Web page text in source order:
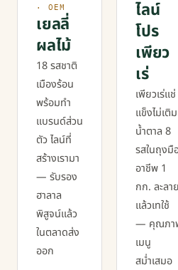
· OEM
เยลลี่
ผลไม้
18 รสชาติ
เมืองร้อน
พร้อมทำ
แบรนด์ส่วน
ตัว ไลน์ที่
สร้างเรามา
— รับรอง
ฮาลาล
พิสูจน์แล้ว
ในตลาดส่ง
ออก
ไลน์
โปร
เพียว
เร่
เพียวเร่แช่
แข็งไม่เติม
น้ำตาล 8
รสในถุงมื
อาชีพ 1
กก. ละลาย
แล้วเทใช้
— คุณภา
เมนู
สม่ำเสมอ